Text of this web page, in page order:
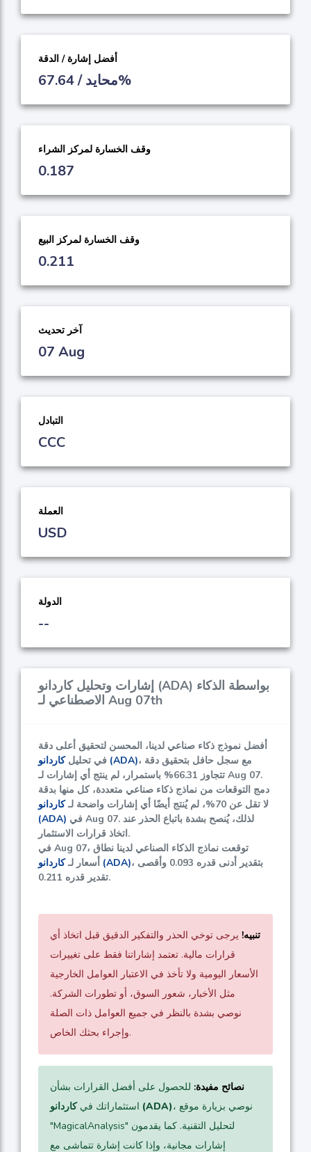
أفضل إشارة / الدقة
محايد / 67.64%
وقف الخسارة لمركز الشراء
0.187
وقف الخسارة لمركز البيع
0.211
آخر تحديث
07 Aug
التبادل
CCC
العملة
USD
الدولة
--
إشارات وتحليل كاردانو (ADA) بواسطة الذكاء
الاصطناعي لـ Aug 07th
أفضل نموذج ذكاء صناعي لدينا، المحسن لتحقيق أعلى دقة
في تحليل كاردانو (ADA)، مع سجل حافل بتحقيق دقة
تتجاوز 66.31%
باستمرار، لم ينتج أي إشارات لـ Aug 07.
دمج التوقعات من نماذج ذكاء صناعي متعددة، كل منها بدقة
لا تقل عن 70% ، لم يُنتج أيضًا أي إشارات واضحة لـكاردانو
(ADA)
اتخاذ قرارات الاستثمار.
في Aug 07، توقعت نماذج الذكاء الصناعي لدينا نطاق
أسعار لـ كاردانو (ADA) ، بتقدير أدنى قدره 0.093 وأقصى
تقدير قدره 0.211 .
تنبيه! يرجى توخي الحذر والتفكير الدقيق قبل اتخاذ أي
قرارات مالية. تعتمد إشاراتنا فقط على تغييرات
الأسعار اليومية ولا تأخذ في الاعتبار العوامل الخارجية
مثل الأخبار، شعور السوق، أو تطورات الشركة.
نوصي بشدة بالنظر في جميع العوامل ذات الصلة
وإجراء بحثك الخاص.
نصائح مفيدة: للحصول على أفضل القرارات بشأن
استثماراتك في كاردانو (ADA)، نوصي بزيارة موقع
"MagicalAnalysis" لتحليل التقنية. كما يقدمون
إشارات مجانية، وإذا كانت إشارة تتماشى مع